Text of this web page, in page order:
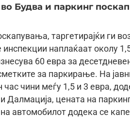
Будва и паркинг
таргетирајќи ги
наплаќаат околу
60 евра за
за паркирање. На
чини меѓу 1,5 и 3 евра,
Далмација, цената на
автомобилот додека се